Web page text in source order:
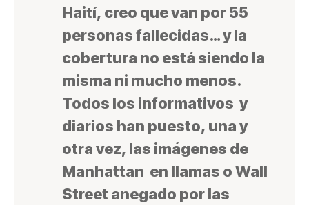
Haití, creo que van por 55
personas fallecidas… y la
cobertura no está siendo la
misma ni mucho menos.
Todos los informativos y
diarios han puesto, una y
otra vez, las imágenes de
Manhattan en llamas o Wall
Street anegado por las